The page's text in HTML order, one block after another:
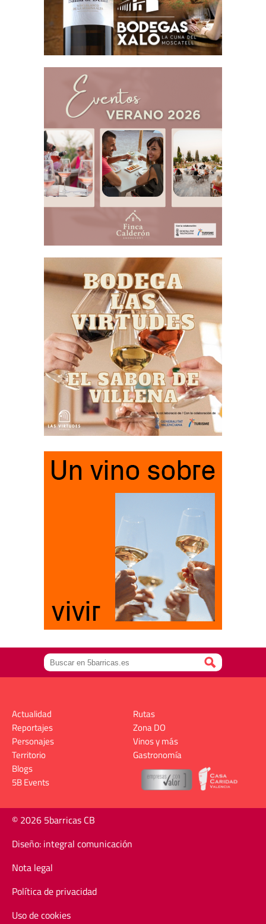
Actualidad
Reportajes
Personajes
Territorio
Rutas
Zona DO
Vinos y más
Gastronomía
Blogs
5B Events
© 2026 5barricas CB
Diseño: integral comunicación
Nota legal
Política de privacidad
Uso de cookies